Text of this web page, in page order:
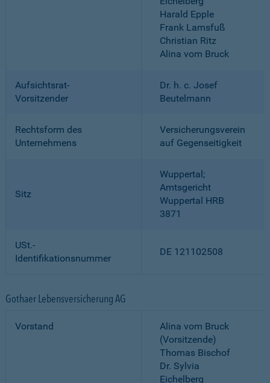
Harald Epple
Frank Lamsfuß
Christian Ritz
Alina vom Bruck
Aufsichtsrat-
Vorsitzender
Dr. h. c. Josef
Beutelmann
Rechtsform des
Unternehmens
Versicherungsverein
auf Gegenseitigkeit
Sitz
Wuppertal;
Amtsgericht
Wuppertal HRB
3871
USt.-
Identifikationsnummer
DE 121102508
Gothaer Lebensversicherung AG
Vorstand
Alina vom Bruck
(Vorsitzende)
Thomas Bischof
Dr. Sylvia
Eichelberg